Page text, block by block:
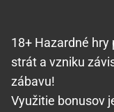
18+ Hazardné
strát a vzniku
zábavu!
Využitie bonusov